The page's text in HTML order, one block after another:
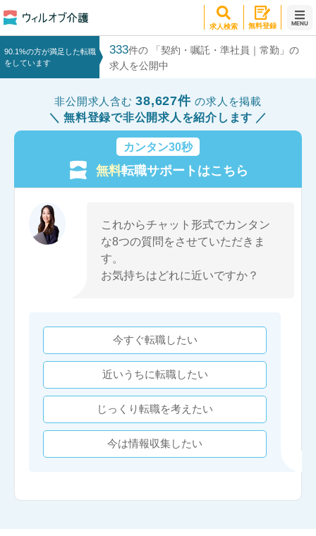
求人検索 無料登録 MENU
90.1%の方が満足した転職
をしています
333件の 「契約・嘱託・準社員｜常勤」の
求人を公開中
非公開求人含む38,627件の求人を掲載
無料登録で非公開求人を紹介します
カンタン30秒
無料転職サポートはこちら
これからチャット形式でカンタン
な8つの質問をさせていただきま
す。
お気持ちはどれに近いですか？
今すぐ転職したい
近いうちに転職したい
じっくり転職を考えたい
今は情報収集したい